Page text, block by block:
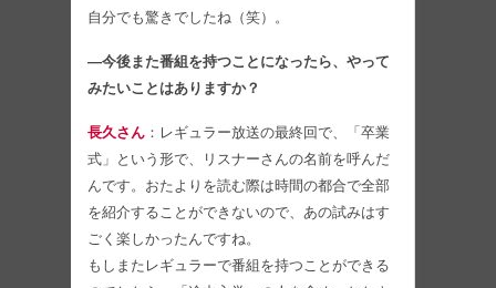
自分でも驚きでしたね（笑）。
―今後また番組を持つことになったら、やって
みたいことはありますか？
長久さん ：レギュラー放送の最終回で、「卒業
式」という形で、リスナーさんの名前を呼んだ
んです。おたよりを読む際は時間の都合で全部
を紹介することができないので、あの試みはす
ごく楽しかったんですね。
もしまたレギュラーで番組を持つことができる